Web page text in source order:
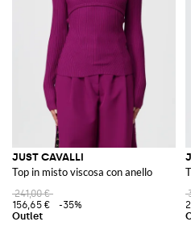
JUST CAVALLI
Top in misto viscosa con anello
241,00 €
156,65 €
-35%